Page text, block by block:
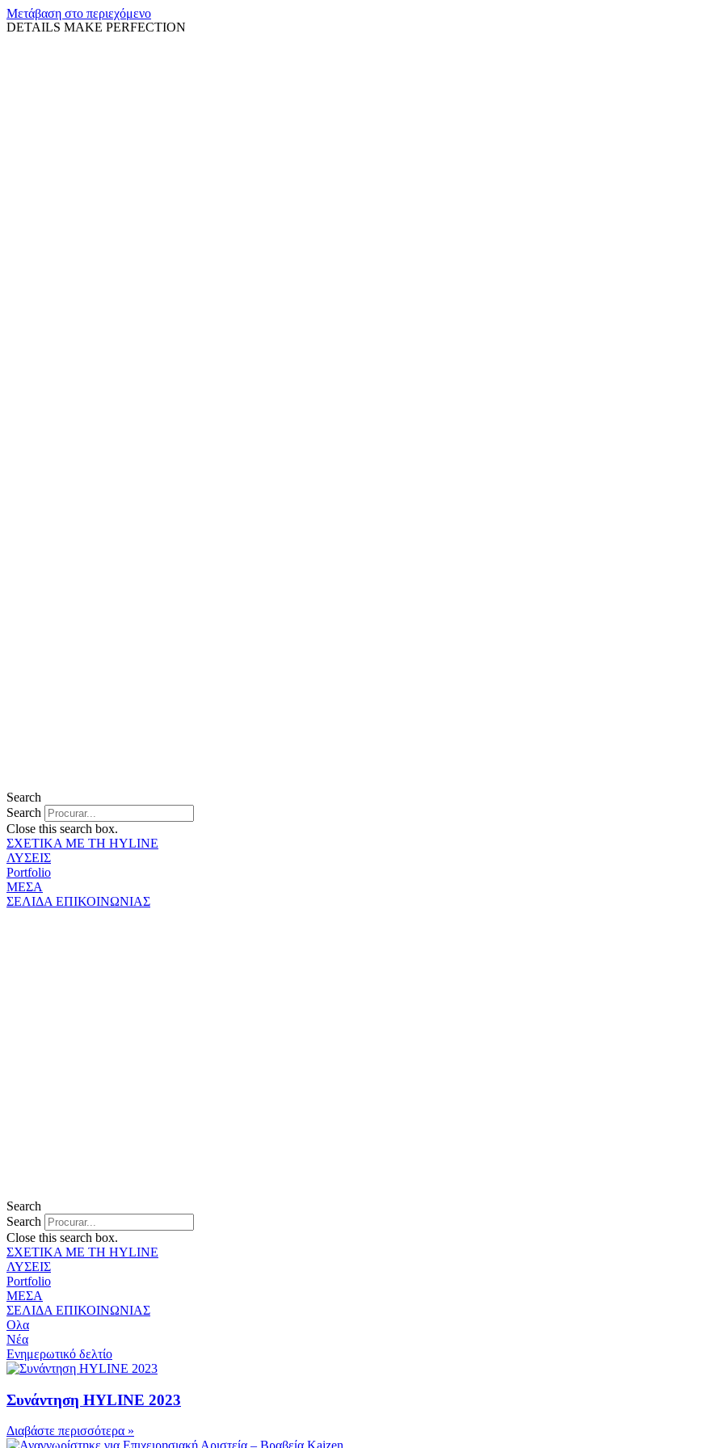
Μετάβαση στο περιεχόμενο
DETAILS MAKE PERFECTION
Search
Search
Close this search box.
ΣΧΕΤΙΚΑ ΜΕ ΤΗ HYLINE
ΛΥΣΕΙΣ
Portfolio
ΜΕΣΑ
ΣΕΛΙΔΑ ΕΠΙΚΟΙΝΩΝΙΑΣ
Search
Search
Close this search box.
ΣΧΕΤΙΚΑ ΜΕ ΤΗ HYLINE
ΛΥΣΕΙΣ
Portfolio
ΜΕΣΑ
ΣΕΛΙΔΑ ΕΠΙΚΟΙΝΩΝΙΑΣ
Ολα
Νέα
Ενημερωτικό δελτίο
Συνάντηση HYLINE 2023
Διαβάστε περισσότερα »